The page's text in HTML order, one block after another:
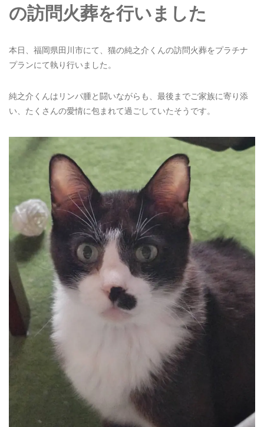
もりやま行政書士事務所
の訪問火葬を行いました
本日、福岡県田川市にて、猫の純之介くんの訪問火葬をプラチナ
プランにて執り行いました。
純之介くんはリンパ腫と闘いながらも、最後までご家族に寄り添
い、たくさんの愛情に包まれて過ごしていたそうです。